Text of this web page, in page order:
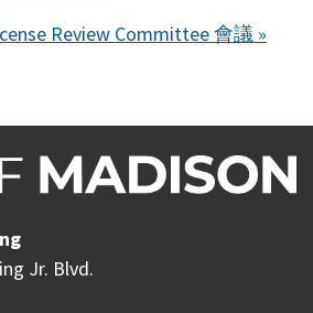
Review Committee 會議 »
Jr. Blvd.